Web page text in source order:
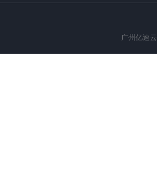
广州亿速